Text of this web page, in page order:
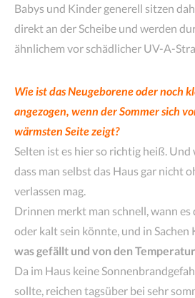
Babys und Kinder generell sitzen
direkt an der Scheibe und werden
ähnlichem vor schädlicher UV-A-
Wie ist das Neugeborene oder noch
angezogen, wenn der Sommer sich
wärmsten Seite zeigt?
Selten ist es hier so richtig heiß. Und
dass man selbst das Haus gar nicht
verlassen mag.
Drinnen merkt man schnell, wann es
oder kalt sein könnte, und in Sachen
was gefällt und von den
Da im Haus keine
sollte, reichen tagsüber bei sehr